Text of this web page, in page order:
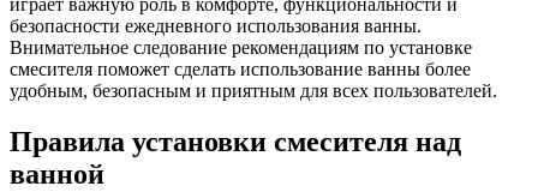
играет важную роль в комфорте, функциональности и
безопасности ежедневного использования ванны.
Внимательное следование рекомендациям по установке
смесителя поможет сделать использование ванны более
удобным, безопасным и приятным для всех пользователей.
Правила установки смесителя над
ванной